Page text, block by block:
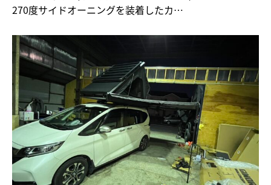
270度サイドオーニングを装着したカ…